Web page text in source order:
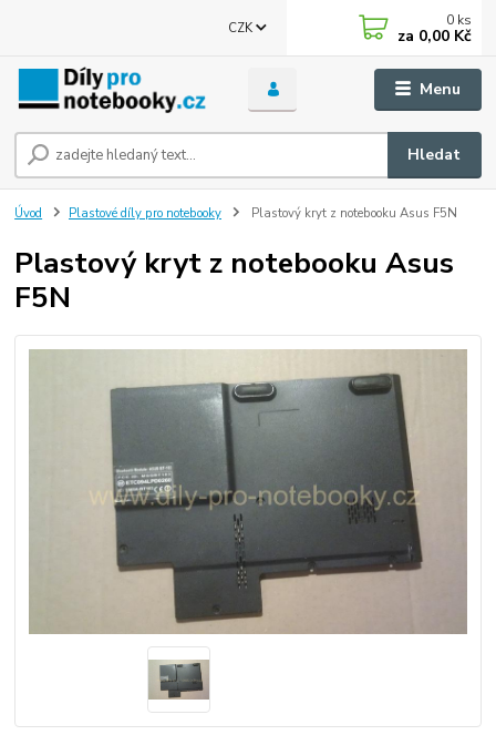
Menu
CZK
Hledat
0 ks
za 0,00 Kč
Úvod Plastové díly pro notebooky Plastový kryt z notebooku Asus F5N
Plastový kryt z notebooku Asus
F5N